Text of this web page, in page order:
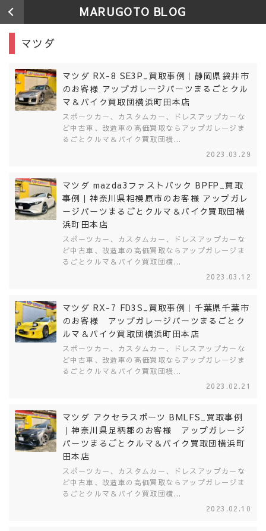
MARUGOTO BLOG
マツダ
マツダ RX-8 SE3P_買取事例｜静岡県袋井市
のお客様 アップガレージパーツまるごとクル
マ＆バイク買取団横浜町田本店
スポーツカー、カスタムカー、ドレスアップカーな
ど中古車、改造車の高価買取ならアップガレージま
るごとクルマ＆バイク買取団横...
2023.03.29
マツダ mazda3ファストバック BPFP_買取
事例｜神奈川県相模原市のお客様 アップガレ
ージパーツまるごとクルマ＆バイク買取団横
浜町田本店
スポーツカー、カスタムカー、ドレスアップカーな
ど中古車、改造車の高価買取ならアップガレージま
るごとクルマ＆バイク買取団横...
2023.03.12
マツダ RX-7 FD3S_買取事例｜千葉県千葉市
のお客様 アップガレージパーツまるごとク
ルマ＆バイク買取団横浜町田本店
スポーツカー、カスタムカー、ドレスアップカーな
ど中古車、改造車の高価買取ならアップガレージま
るごとクルマ＆バイク買取団横...
2023.02.21
マツダ アクセラスポーツ BMLFS_買取事例
｜神奈川県足柄郡のお客様 アップガレージ
パーツまるごとクルマ＆バイク買取団横浜町
田本店
スポーツカー、カスタムカー、ドレスアップカーな
ど中古車、改造車の高価買取ならアップガレージま
るごとクルマ＆バイク買取団横...
2023.02.10